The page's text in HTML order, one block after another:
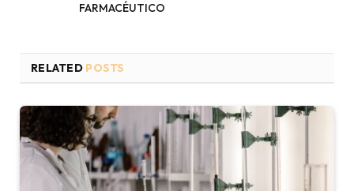
FARMACÉUTICO
RELATED POSTS